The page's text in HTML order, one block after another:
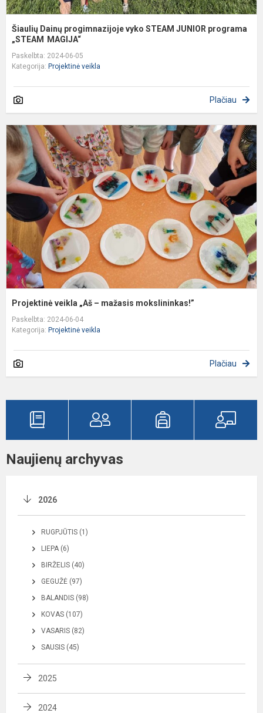
Šiaulių Dainų progimnazijoje vyko STEAM JUNIOR programa
„STEAM MAGIJA“
Paskelbta: 2024-06-05
Kategorija: Projektinė veikla
Plačiau
Projektinė veikla „Aš – mažasis mokslininkas!”
Paskelbta: 2024-06-04
Kategorija: Projektinė veikla
Plačiau
Naujienų archyvas
2026
RUGPJŪTIS (1)
LIEPA (6)
BIRŽELIS (40)
GEGUŽĖ (97)
BALANDIS (98)
KOVAS (107)
VASARIS (82)
SAUSIS (45)
2025
2024